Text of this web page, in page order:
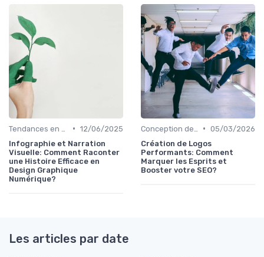
• 12/06/2025
Infographie et Narration
Visuelle: Comment Raconter
une Histoire Efficace en
Design Graphique
Numérique?
• 05/03/2026
Création de Logos
Performants: Comment
Marquer les Esprits et
Booster votre SEO?
Les articles par date